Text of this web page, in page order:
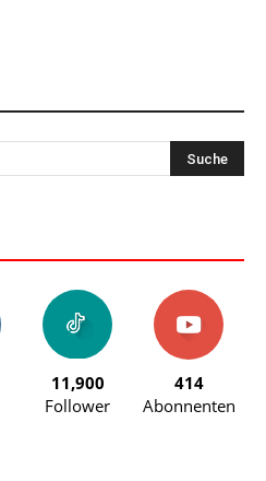
11,900
Follower
414
Abonnenten